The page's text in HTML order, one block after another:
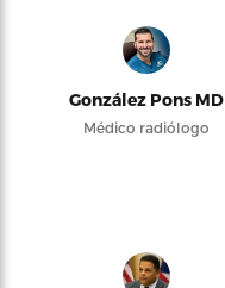
González Pons MD
Médico radiólogo